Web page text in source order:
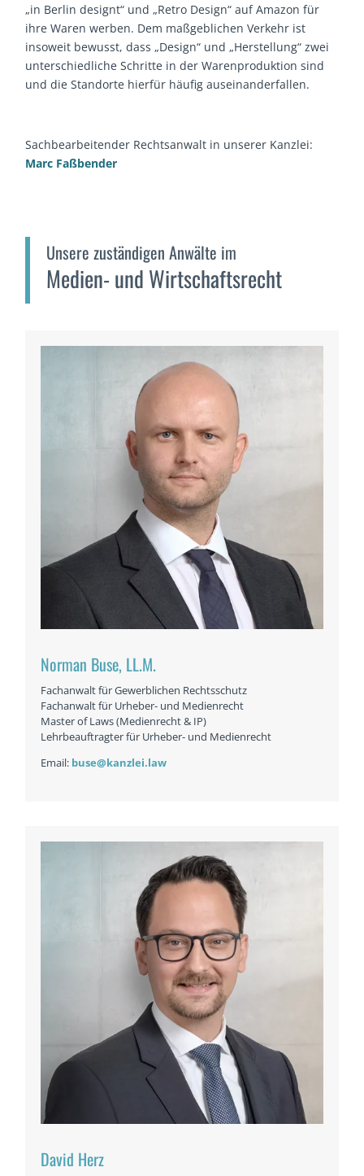
„in Berlin designt“ und „Retro Design“ auf Amazon für
ihre Waren werben. Dem maßgeblichen Verkehr ist
insoweit bewusst, dass „Design“ und „Herstellung“ zwei
unterschiedliche Schritte in der Warenproduktion sind
und die Standorte hierfür häufig auseinanderfallen.
Sachbearbeitender Rechtsanwalt in unserer Kanzlei:
Marc Faßbender
Unsere zuständigen Anwälte im
Medien- und Wirtschaftsrecht
Norman Buse, LL.M.
Fachanwalt für Gewerblichen Rechtsschutz
Fachanwalt für Urheber- und Medienrecht
Master of Laws (Medienrecht & IP)
Lehrbeauftragter für Urheber- und Medienrecht
Email: buse@kanzlei.law
David Herz